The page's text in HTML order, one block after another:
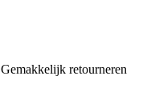
Gemakkelijk retourneren